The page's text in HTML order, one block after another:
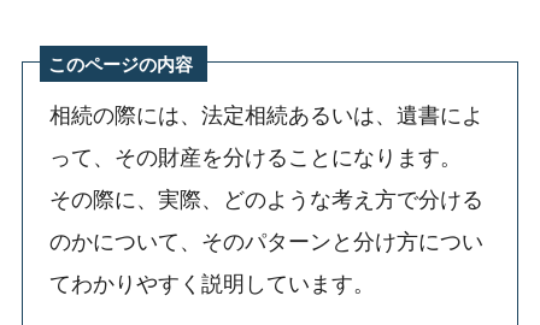
このページの内容
相続の際には、法定相続あるいは、遺書によ
って、その財産を分けることになります。
その際に、実際、どのような考え方で分ける
のかについて、そのパターンと分け方につい
てわかりやすく説明しています。